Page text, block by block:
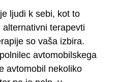
ljudi k sebi, kot to
terapevti
so vaša izbira.
avtomobilskega
avtomobil nekoliko